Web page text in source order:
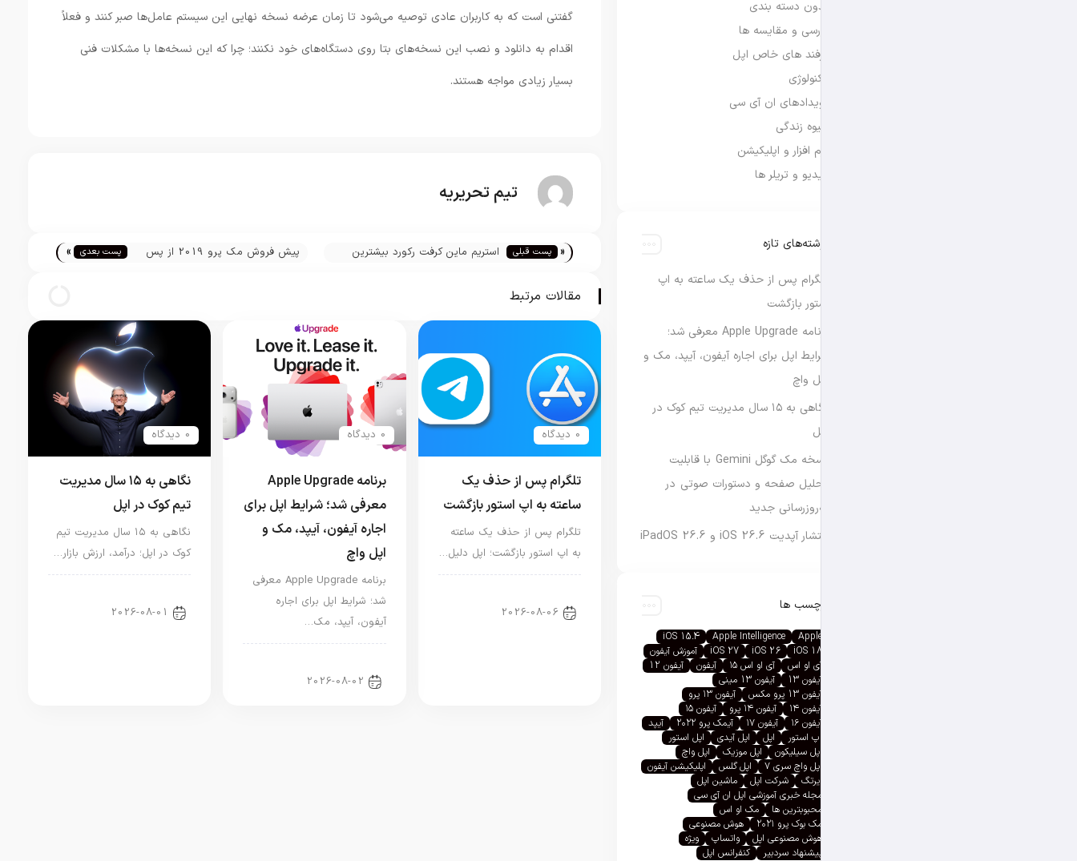
گفتنی است که به کاربران عادی توصیه می‌شود تا زمان عرضه نسخه نهایی این سیستم عامل‌ها صبر کنند و فعلاً
اقدام به دانلود و نصب این نسخه‌های بتا روی دستگاه‌های خود نکنند؛ چرا که این نسخه‌ها با مشکلات فنی
بسیار زیادی مواجه هستند.
تیم تحریریه
« پست قبلی
استریم ماین کرفت رکورد بیشترین
پیش فروش مک پرو 2019 از پس
پست بعدی »
مقالات مرتبط
0 دیدگاه
تلگرام پس از حذف یک
ساعته به اپ استور بازگشت
تلگرام پس از حذف یک ساعته
به اپ استور بازگشت؛ اپل دلیل…
2026-08-06
0 دیدگاه
برنامه Apple Upgrade
معرفی شد؛ شرایط اپل برای
اجاره آیفون، آیپد، مک و
اپل واچ
برنامه Apple Upgrade معرفی
شد؛ شرایط اپل برای اجاره
آیفون، آیپد، مک…
2026-08-02
0 دیدگاه
نگاهی به ۱۵ سال مدیریت
تیم کوک در اپل
نگاهی به ۱۵ سال مدیریت تیم
کوک در اپل؛ درآمد، ارزش بازار…
2026-08-01
بدون دسته بندی
بررسی و مقایسه ها
ترفند های خاص اپل
تکنولوژی
رویدادهای ان آی سی
شیوه زندگی
نرم افزار و اپلیکیشن
ویدیو و تریلر ها
نوشته‌های تازه
تلگرام پس از حذف یک ساعته به اپ
استور بازگشت
برنامه Apple Upgrade معرفی شد؛
شرایط اپل برای اجاره آیفون، آیپد، مک و
اپل واچ
نگاهی به ۱۵ سال مدیریت تیم کوک در
اپل
نسخه مک گوگل Gemini با قابلیت
تحلیل صفحه و دستورات صوتی در
به‌روزرسانی جدید
انتشار آپدیت iOS 26.6 و iPadOS 26.6
برچسب ها
Apple
Apple Intelligence
iOS 15.4
iOS 18
iOS 26
iOS 27
آموزش آیفون
آی او اس
آی او اس ۱۵ آیفون
آیفون 12
آیفون 13
آیفون 13 مینی
آیفون 13 پرو مکس
آیفون ۱۳ پرو
آیفون ۱۴
آیفون ۱۴ پرو
آیفون ۱۵
آیفون ۱۶
آیفون ۱۷ آیمک پرو ۲۰۲۲
آیپد
اپ استور
اپل اپل آیدی
اپل استور
اپل سیلیکون
اپل موزیک
اپل واچ
اپل واچ سری ۷
اپل گلس
اپلیکیشن آیفون
ایرتگ
شرکت اپل
ماشین اپل
مجله خبری آموزشی اپل ان آی سی
محبوبترین ها
مک او اس
مک بوک پرو ۲۰۲۱
هوش مصنوعی
هوش مصنوعی اپل
واتساپ
ویژه
پیشنهاد سردبیر
کنفرانس اپل